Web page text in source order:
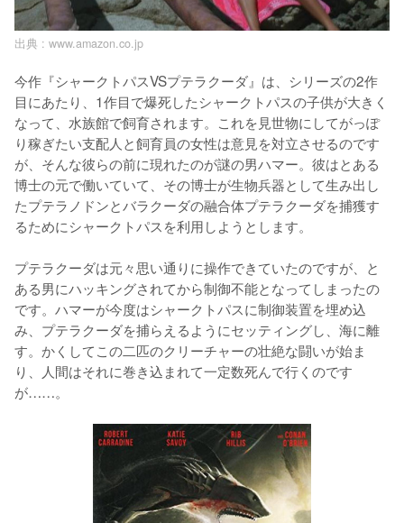
出典 : www.amazon.co.jp
今作『シャークトパスVSプテラクーダ』は、シリーズの2作
目にあたり、1作目で爆死したシャークトパスの子供が大きく
なって、水族館で飼育されます。これを見世物にしてがっぽ
り稼ぎたい支配人と飼育員の女性は意見を対立させるのです
が、そんな彼らの前に現れたのが謎の男ハマー。彼はとある
博士の元で働いていて、その博士が生物兵器として生み出し
たプテラノドンとバラクーダの融合体プテラクーダを捕獲す
るためにシャークトパスを利用しようとします。
プテラクーダは元々思い通りに操作できていたのですが、と
ある男にハッキングされてから制御不能となってしまったの
です。ハマーが今度はシャークトパスに制御装置を埋め込
み、プテラクーダを捕らえるようにセッティングし、海に離
す。かくしてこの二匹のクリーチャーの壮絶な闘いが始ま
り、人間はそれに巻き込まれて一定数死んで行くのです